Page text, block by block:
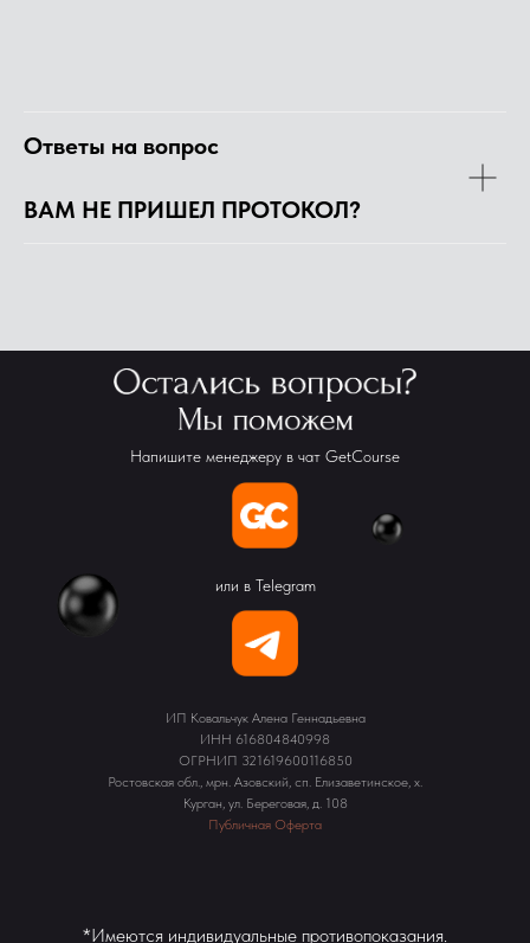
Ответы на вопрос
ВАМ НЕ ПРИШЕЛ ПРОТОКОЛ?
Напишите менеджеру в чат GetCourse
или в Telegram
ИП Ковальчук Алена Геннадьевна
ИНН 616804840998
ОГРНИП 321619600116850
Ростовская обл., мрн. Азовский, сп. Елизаветинское, х.
Курган, ул. Береговая, д. 108
Публичная Оферта
*Имеются индивидуальные противопоказания.